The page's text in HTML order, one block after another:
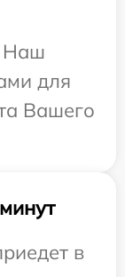
Наш
для
Вашего
в